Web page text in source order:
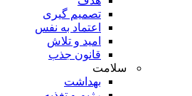
تصمیم گیری
اعتماد به نفس
امید و تلاش
قانون جذب
سلامت
بهداشت